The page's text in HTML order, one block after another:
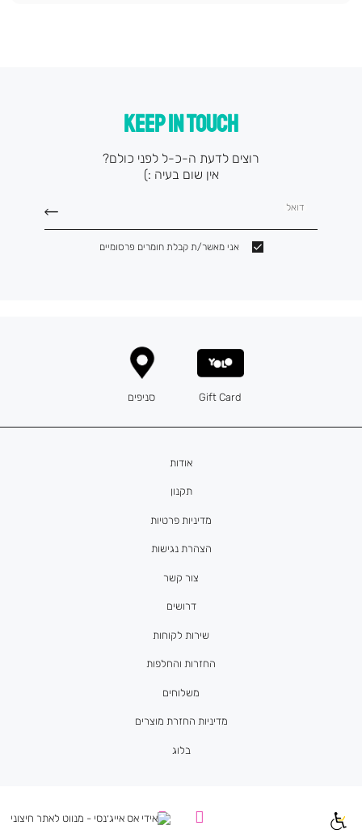
KEEP IN TOUCH
רוצים לדעת ה-כ-ל לפני כולם?
אין שום בעיה :)
דואל
אני מאשר/ת קבלת חומרים פרסומיים
אודות
תקנון
מדיניות פרטיות
הצהרת נגישות
צור קשר
דרושים
Gift Card סניפים
שירות לקוחות
החזרות והחלפות
משלוחים
מדיניות החזרת מוצרים
בלוג